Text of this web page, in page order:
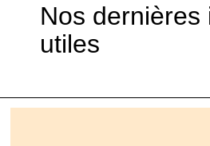
Nos dernières
utiles